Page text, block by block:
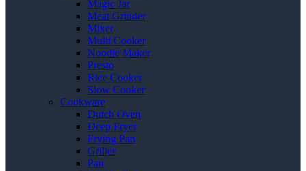
Magic Jar
Meat Grinder
Mixer
Multi Cooker
Noodle Maker
Presto
Rice Cooker
Slow Cooker
Cookware
Dutch Oven
Deep Fryer
Frying Pan
Griller
Pan